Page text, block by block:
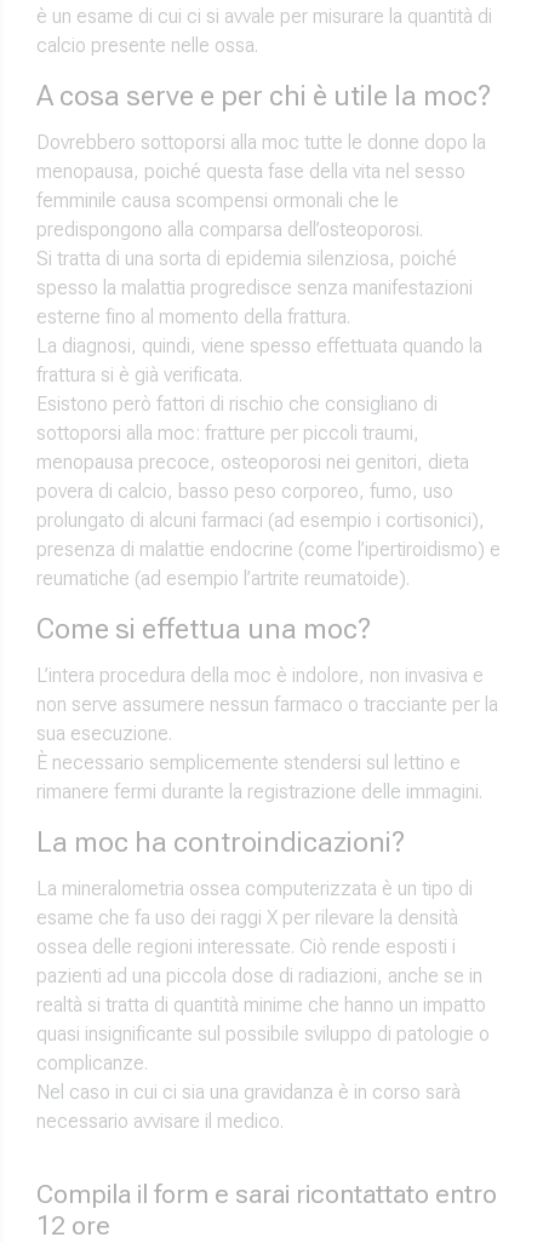
è un esame di cui ci si avvale per misurare la quantità di
calcio presente nelle ossa.
A cosa serve e per chi è utile la moc?
Dovrebbero sottoporsi alla moc tutte le donne dopo la
menopausa, poiché questa fase della vita nel sesso
femminile causa scompensi ormonali che le
predispongono alla comparsa dell’osteoporosi.
Si tratta di una sorta di epidemia silenziosa, poiché
spesso la malattia progredisce senza manifestazioni
esterne fino al momento della frattura.
La diagnosi, quindi, viene spesso effettuata quando la
frattura si è già verificata.
Esistono però fattori di rischio che consigliano di
sottoporsi alla moc: fratture per piccoli traumi,
menopausa precoce, osteoporosi nei genitori, dieta
povera di calcio, basso peso corporeo, fumo, uso
prolungato di alcuni farmaci (ad esempio i cortisonici),
presenza di malattie endocrine (come l’ipertiroidismo) e
reumatiche (ad esempio l’artrite reumatoide).
Come si effettua una moc?
L’intera procedura della moc è indolore, non invasiva e
non serve assumere nessun farmaco o tracciante per la
sua esecuzione.
È necessario semplicemente stendersi sul lettino e
rimanere fermi durante la registrazione delle immagini.
La moc ha controindicazioni?
La mineralometria ossea computerizzata è un tipo di
esame che fa uso dei raggi X per rilevare la densità
ossea delle regioni interessate. Ciò rende esposti i
pazienti ad una piccola dose di radiazioni, anche se in
realtà si tratta di quantità minime che hanno un impatto
quasi insignificante sul possibile sviluppo di patologie o
complicanze.
Nel caso in cui ci sia una gravidanza è in corso sarà
necessario avvisare il medico.
Compila il form e sarai ricontattato entro
12 ore